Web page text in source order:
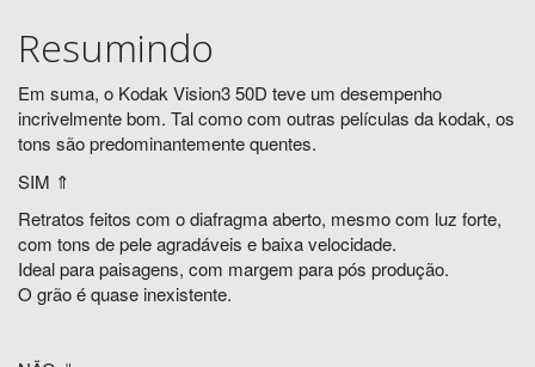
Resumindo
Em suma, o Kodak Vision3 50D teve um desempenho
incrivelmente bom. Tal como com outras películas da kodak, os
tons são predominantemente quentes.
SIM ⇑
Retratos feitos com o diafragma aberto, mesmo com luz forte,
com tons de pele agradáveis e baixa velocidade.
Ideal para paisagens, com margem para pós produção.
O grão é quase inexistente.